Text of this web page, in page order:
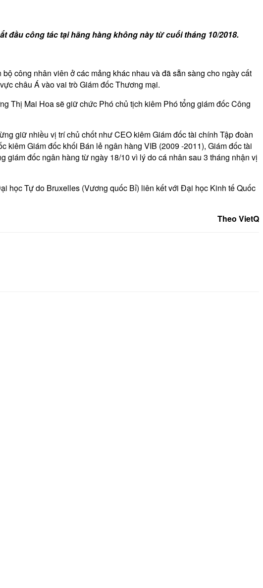
đầu công tác tại hãng hàng không này từ cuối tháng 10/2018.
công nhân viên ở các mảng khác nhau và đã sẵn sàng cho ngày cất
châu Á vào vai trò Giám đốc Thương mại.
Thị Mai Hoa sẽ giữ chức Phó chủ tịch kiêm Phó tổng giám đốc Công
giữ nhiều vị trí chủ chốt như CEO kiêm Giám đốc tài chính Tập đoàn
Giám đốc khối Bán lẻ ngân hàng VIB (2009 -2011), Giám đốc tài
đốc ngân hàng từ ngày 18/10 vì lý do cá nhân sau 3 tháng nhận vị
học Tự do Bruxelles (Vương quốc Bỉ) liên kết với Đại học Kinh tế Quốc
Theo VietQ